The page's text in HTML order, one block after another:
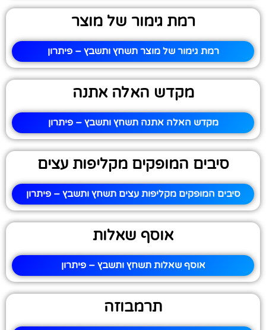
רמת גימור של מוצר
רמת גימור של מוצר תשחץ ותשבץ – פיתרון
מקדש האלה אתנה
מקדש האלה אתנה תשחץ ותשבץ – פיתרון
סיבים המופקים מקליפות עצים
סיבים המופקים מקליפות עצים תשחץ ותשבץ – פיתרון
אוסף שאלות
אוסף שאלות תשחץ ותשבץ – פיתרון
תרמבוזה